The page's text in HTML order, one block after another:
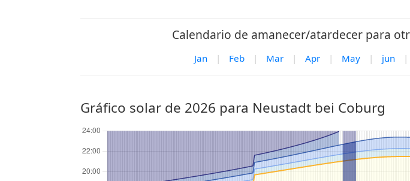
Calendario de amanecer/atardecer para
Jan | Feb | Mar | Apr | May | jun |
Gráfico solar de 2026 para Neustadt bei Coburg